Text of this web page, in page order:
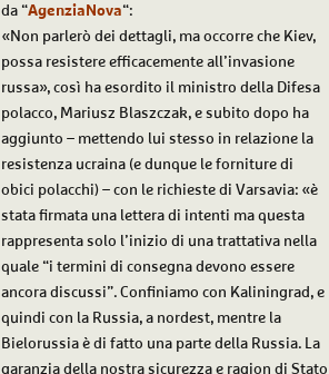
da “AgenziaNova“:
«Non parlerò dei dettagli, ma occorre che Kiev,
possa resistere efficacemente all’invasione
russa», così ha esordito il ministro della Difesa
polacco, Mariusz Blaszczak, e subito dopo ha
aggiunto – mettendo lui stesso in relazione la
resistenza ucraina (e dunque le forniture di
obici polacchi) – con le richieste di Varsavia: «è
stata firmata una lettera di intenti ma questa
rappresenta solo l’inizio di una trattativa nella
quale “i termini di consegna devono essere
ancora discussi”. Confiniamo con Kaliningrad, e
quindi con la Russia, a nordest, mentre la
Bielorussia è di fatto una parte della Russia. La
garanzia della nostra sicurezza e ragion di Stato